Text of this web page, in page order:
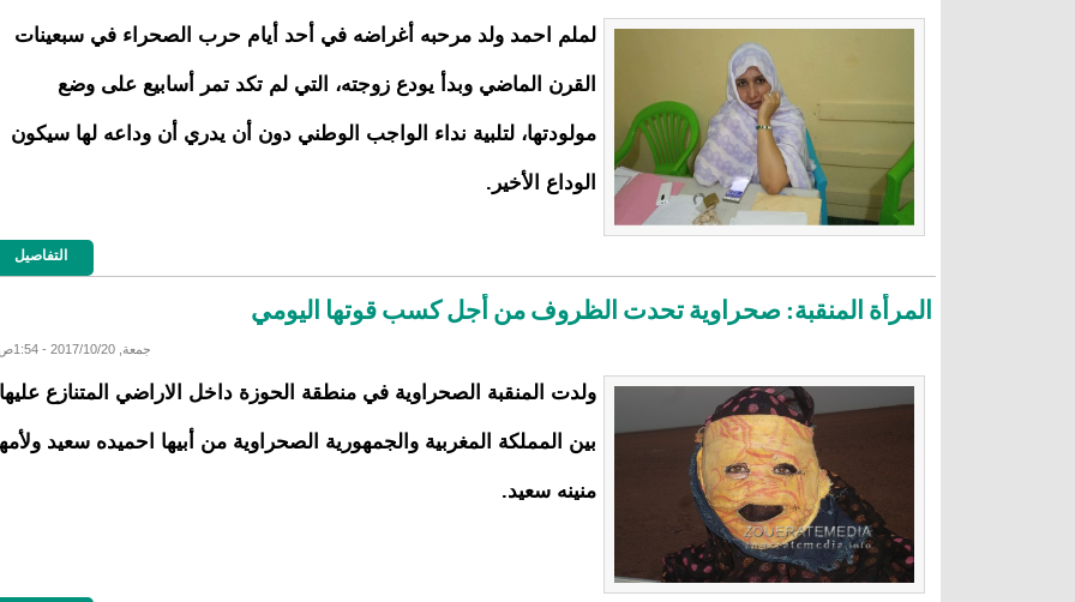
لملم احمد ولد مرحبه أغراضه في أحد أيام حرب الصحراء في سبعينات
القرن الماضي وبدأ يودع زوجته، التي لم تكد تمر أسابيع على وضع
مولودتها، لتلبية نداء الواجب الوطني دون أن يدري أن وداعه لها سيكون
الوداع الأخير.
التفاصيل
المرأة المنقبة: صحراوية تحدت الظروف من أجل كسب قوتها اليومي
جمعة, 2017/10/20 - 1:54ص
ولدت المنقبة الصحراوية في منطقة الحوزة داخل الاراضي المتنازع عليها
بين المملكة المغربية والجمهورية الصحراوية من أبيها احميده سعيد
منينه سعيد.